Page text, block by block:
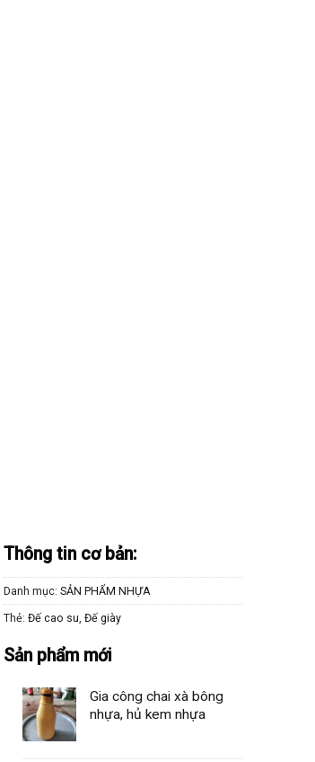
Thông tin cơ bản:
Danh mục:SẢN PHẨM NHỰA
Thẻ:Đế cao su ,Đế giày
Sản phẩm mới
Gia công chai xà bông
nhựa, hủ kem nhựa